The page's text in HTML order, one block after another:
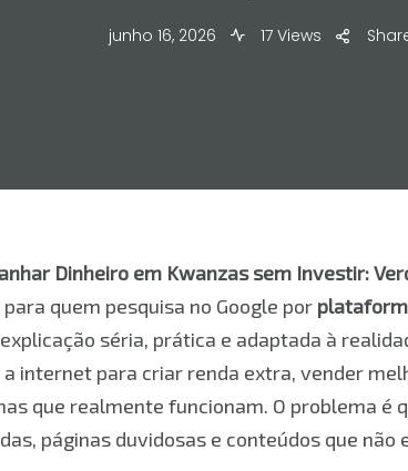
junho 16, 2026 17 Views
Dinheiro em Kwanzas sem Investir:
quem pesquisa no Google por
séria, prática e adaptada à
internet para criar renda extra, vender
que realmente funcionam. O problema é
páginas duvidosas e conteúdos que não